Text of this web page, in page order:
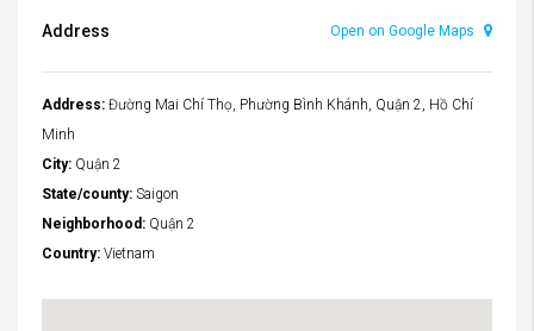
Address Open on Google Maps
Address: Đường Mai Chí Thọ, Phường Bình Khánh, Quận 2, Hồ Chí
Minh
City: Quận 2
State/county: Saigon
Neighborhood: Quận 2
Country: Vietnam